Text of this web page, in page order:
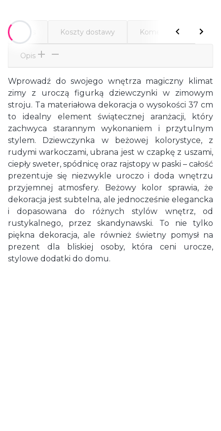
Koszty dostawy Komentarze
Opis
Wprowadź do swojego wnętrza magiczny klimat
zimy z uroczą figurką dziewczynki w zimowym
stroju. Ta materiałowa dekoracja o wysokości 37 cm
to idealny element świątecznej aranżacji, który
zachwyca starannym wykonaniem i przytulnym
stylem. Dziewczynka w beżowej kolorystyce, z
rudymi warkoczami, ubrana jest w czapkę z uszami,
ciepły sweter, spódnicę oraz rajstopy w paski – całość
prezentuje się niezwykle uroczo i doda wnętrzu
przyjemnej atmosfery. Beżowy kolor sprawia, że
dekoracja jest subtelna, ale jednocześnie elegancka
i dopasowana do różnych stylów wnętrz, od
rustykalnego, przez skandynawski. To nie tylko
piękna dekoracja, ale również świetny pomysł na
prezent dla bliskiej osoby, która ceni urocze,
stylowe dodatki do domu.